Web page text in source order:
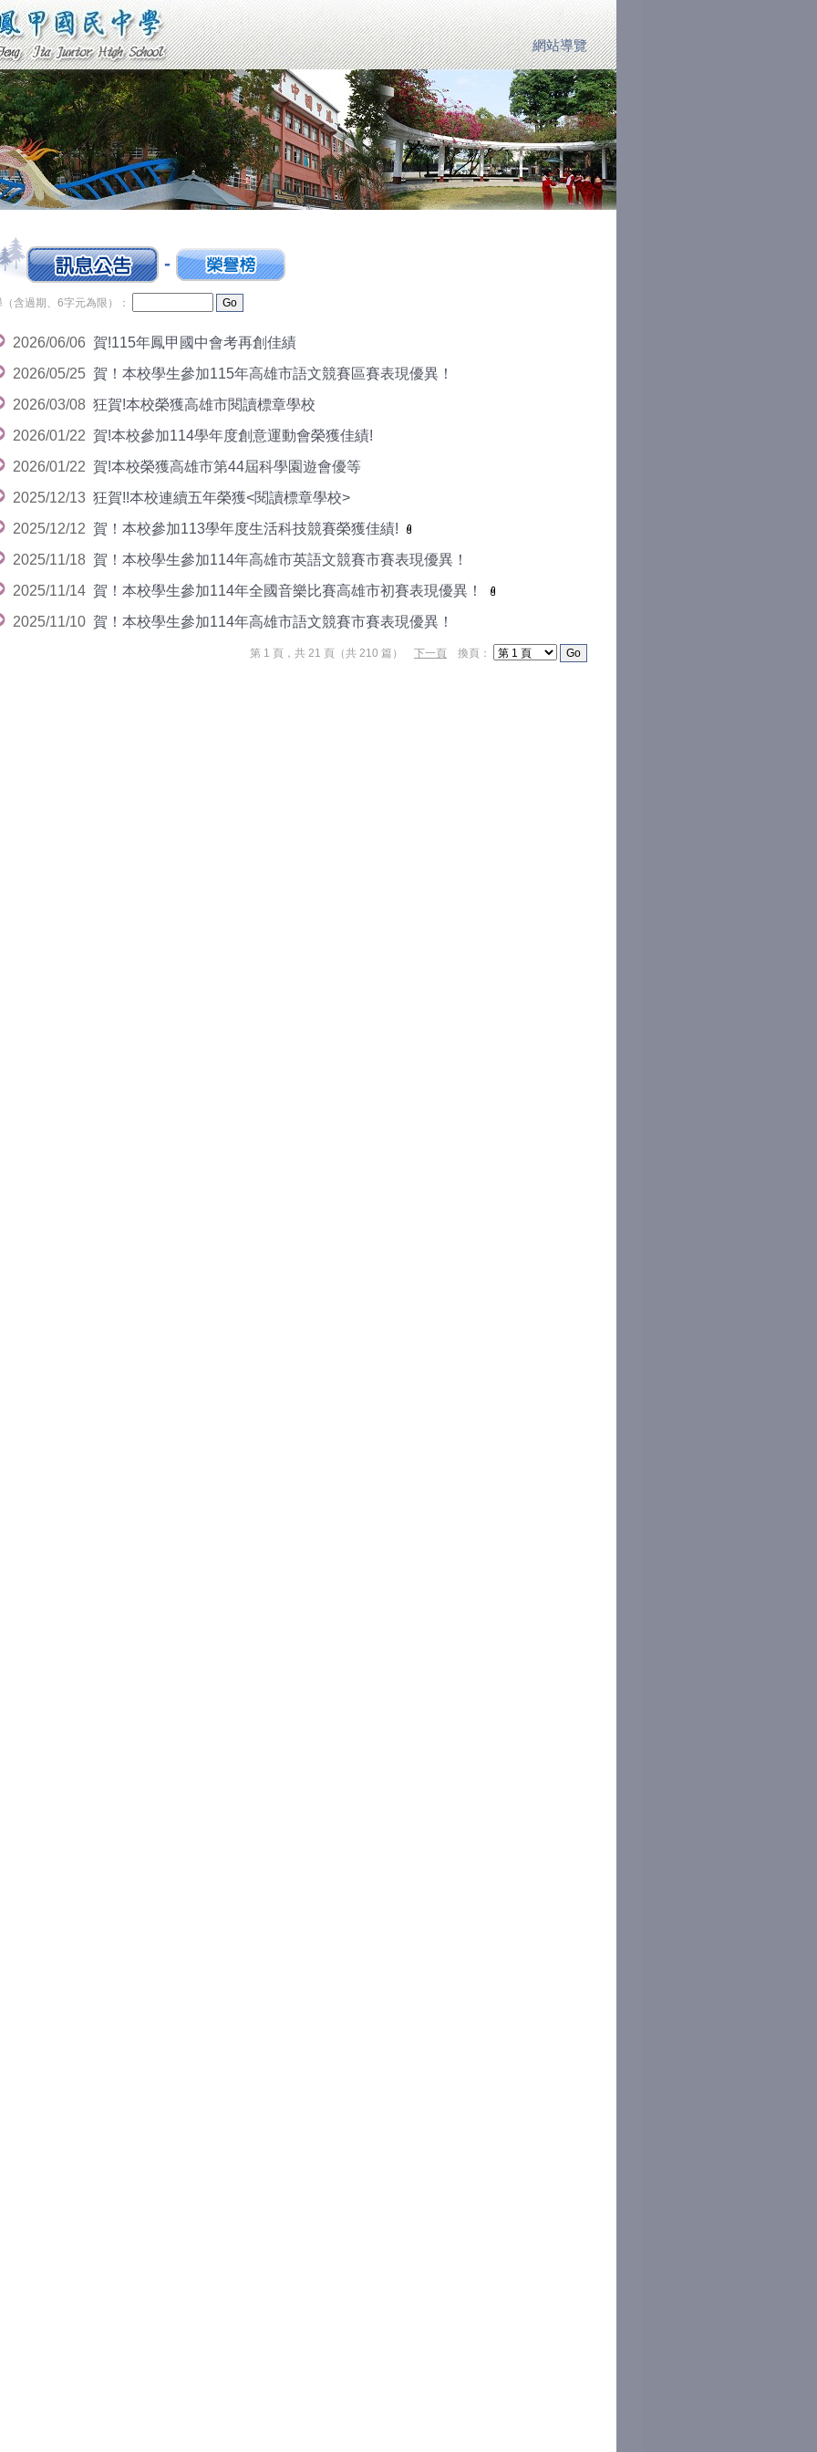
::: 網站導覽
-
含過期、6字元為限）：
2026/06/06 賀!115年鳳甲國中會考再創佳績
2026/05/25 賀！本校學生參加115年高雄市語文競賽區賽表現優異！
2026/03/08 狂賀!本校榮獲高雄市閱讀標章學校
2026/01/22 賀!本校參加114學年度創意運動會榮獲佳績!
2026/01/22 賀!本校榮獲高雄市第44屆科學園遊會優等
2025/12/13 狂賀!!本校連續五年榮獲<閱讀標章學校>
2025/12/12 賀！本校參加113學年度生活科技競賽榮獲佳績!
2025/11/18 賀！本校學生參加114年高雄市英語文競賽市賽表現優異！
2025/11/14 賀！本校學生參加114年全國音樂比賽高雄市初賽表現優異！
2025/11/10 賀！本校學生參加114年高雄市語文競賽市賽表現優異！
第 1 頁，共 21 頁（共 210 篇） 下一頁 換頁：